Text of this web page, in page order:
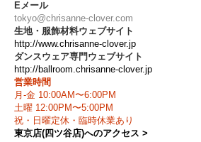
Eメール
tokyo@chrisanne-clover.com
生地・服飾材料ウェブサイト
http://www.chrisanne-clover.jp
ダンスウェア専門ウェブサイト
http://ballroom.chrisanne-clover.jp
営業時間
月-金 10:00AM〜6:00PM
土曜 12:00PM〜5:00PM
祝・日曜定休・臨時休業あり
東京店(四ツ谷店)へのアクセス >